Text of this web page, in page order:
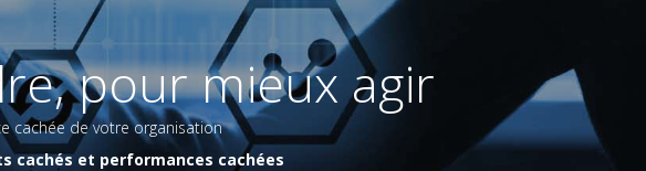
pour mieux agir
cachée de votre organisation
cachés et performances cachées